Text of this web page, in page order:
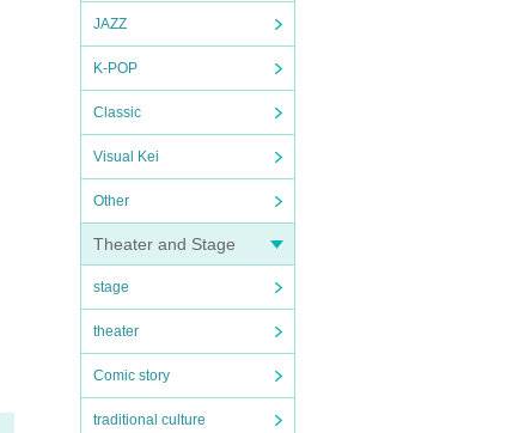
JAZZ
K-POP
Classic
Visual Kei
Other
Theater and Stage
stage
theater
Comic story
traditional culture